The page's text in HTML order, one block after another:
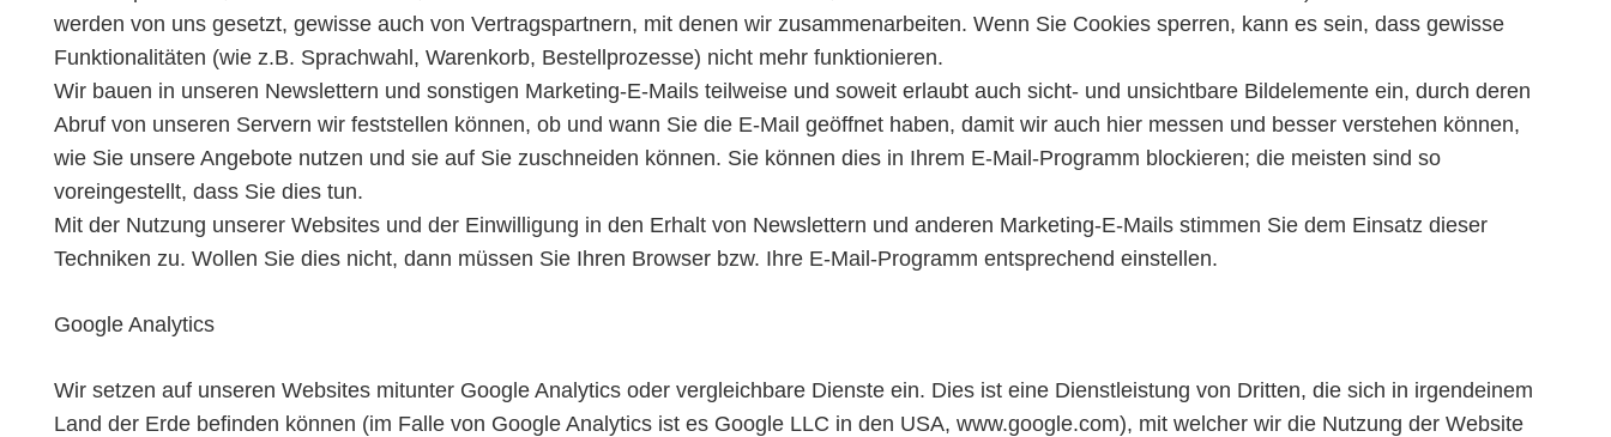
werden von uns gesetzt, gewisse auch von Vertragspartnern, mit denen wir zusammenarbeiten. Wenn Sie Cookies sperren, kann es sein, dass gewisse
Funktionalitäten (wie z.B. Sprachwahl, Warenkorb, Bestellprozesse) nicht mehr funktionieren.
Wir bauen in unseren Newslettern und sonstigen Marketing-E-Mails teilweise und soweit erlaubt auch sicht- und unsichtbare Bildelemente ein, durch deren
Abruf von unseren Servern wir feststellen können, ob und wann Sie die E-Mail geöffnet haben, damit wir auch hier messen und besser verstehen können,
wie Sie unsere Angebote nutzen und sie auf Sie zuschneiden können. Sie können dies in Ihrem E-Mail-Programm blockieren; die meisten sind so
voreingestellt, dass Sie dies tun.
Mit der Nutzung unserer Websites und der Einwilligung in den Erhalt von Newslettern und anderen Marketing-E-Mails stimmen Sie dem Einsatz dieser
Techniken zu. Wollen Sie dies nicht, dann müssen Sie Ihren Browser bzw. Ihre E-Mail-Programm entsprechend einstellen.
Google Analytics
Wir setzen auf unseren Websites mitunter Google Analytics oder vergleichbare Dienste ein. Dies ist eine Dienstleistung von Dritten, die sich in irgendeinem
Land der Erde befinden können (im Falle von Google Analytics ist es Google LLC in den USA, www.google.com), mit welcher wir die Nutzung der Website